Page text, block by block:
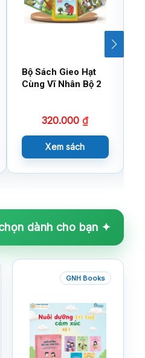
Bộ Sách Gieo Hạt
Cùng Vĩ Nhân Bộ 2
320.000₫
Xem sách
dành cho bạn ✦
GNH Books